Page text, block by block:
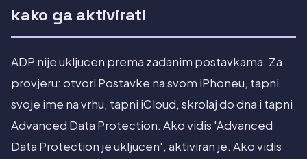
kako ga aktivirati
ADP nije ukljucen prema zadanim postavkama. Za
provjeru: otvori Postavke na svom iPhoneu, tapni
svoje ime na vrhu, tapni iCloud, skrolaj do dna i tapni
Advanced Data Protection. Ako vidis 'Advanced
Data Protection je ukljucen', aktiviran je. Ako vidis